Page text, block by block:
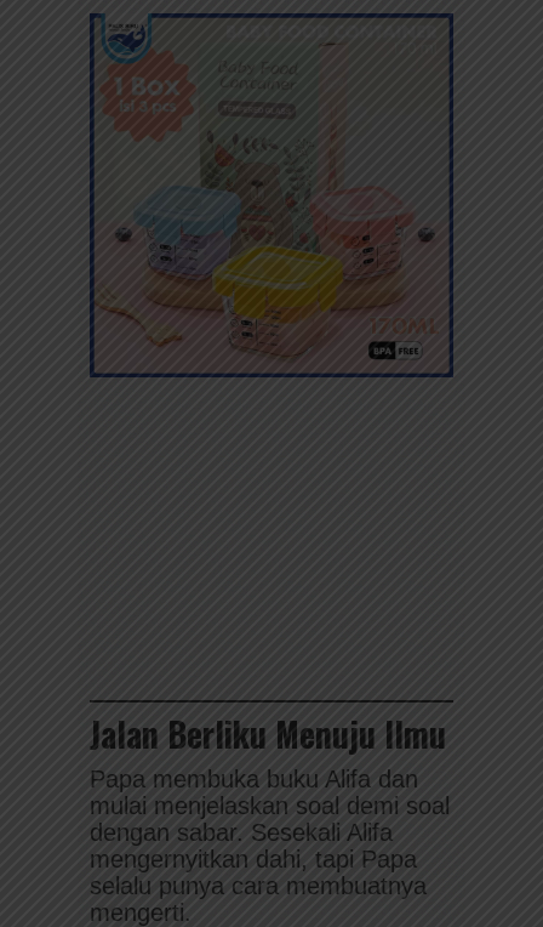
Jalan Berliku Menuju Ilmu
Papa membuka buku Alifa dan
mulai menjelaskan soal demi soal
dengan sabar. Sesekali Alifa
mengernyitkan dahi, tapi Papa
selalu punya cara membuatnya
mengerti.